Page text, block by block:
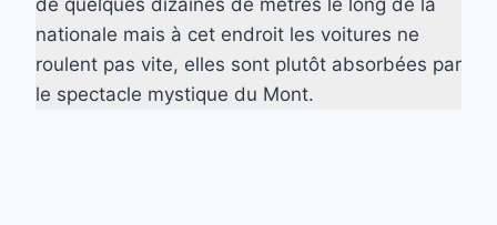
nationale mais à cet endroit les voitures ne
roulent pas vite, elles sont plutôt absorbées par
le spectacle mystique du Mont.